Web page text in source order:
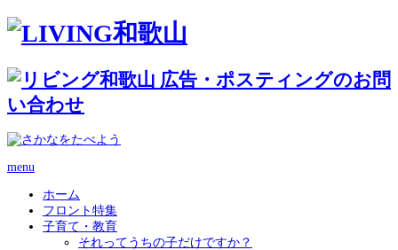
menu
ホーム
フロント特集
子育て・教育
それってうちの子だけですか？